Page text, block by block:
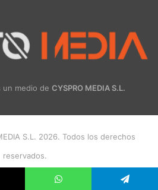
un medio de CYSPRO MEDIA S.L.
S.L. 2026. Todos los derechos
reservados.
Instagram